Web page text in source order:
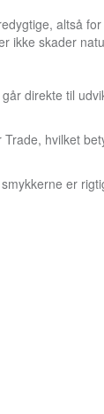
altså
ikke skader
direkte til
hvilket
er